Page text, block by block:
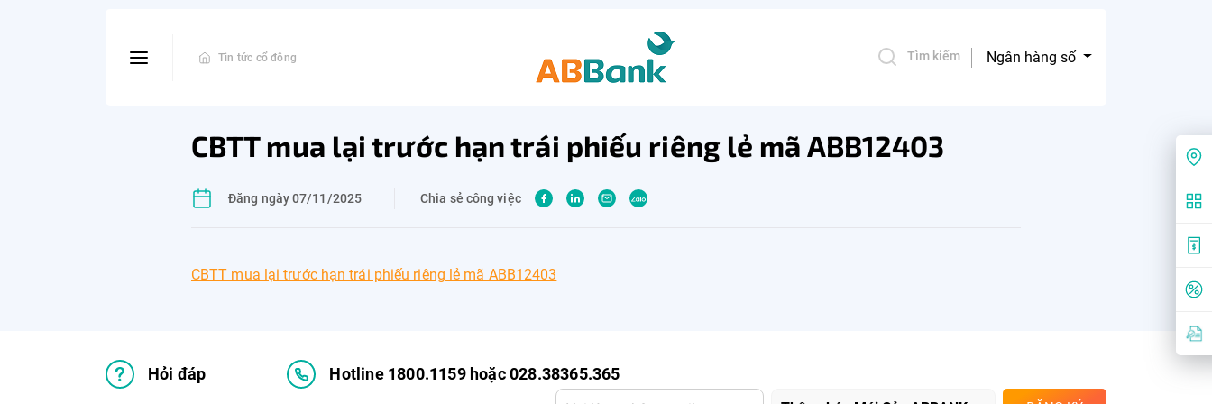
Tin tức cổ đông Tìm kiếm Ngân hàng số
CBTT mua lại trước hạn trái phiếu riêng lẻ mã ABB12403
Đăng ngày 07/11/2025 Chia sẻ công việc
CBTT mua lại trước hạn trái phiếu riêng lẻ mã ABB12403
Hỏi đáp Hotline 1800.1159 hoặc 028.38365.365